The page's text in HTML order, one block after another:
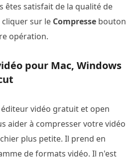
êtes satisfait de la qualité de
sur le Compresse bouton
opération.
pour Mac, Windows
vidéo gratuit et open
aider à compresser votre vidéo
plus petite. Il prend en
de formats vidéo. Il n'est